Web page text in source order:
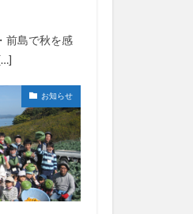
前島で秋を感
お知らせ